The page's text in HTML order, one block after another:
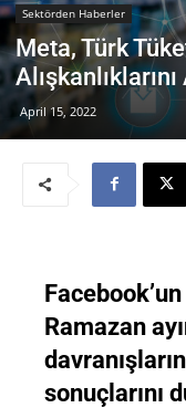
Sektörden Haberler
Meta, Türk
Alışkanlıklarını
April 15, 2022
Ramazan
sonuçlarını